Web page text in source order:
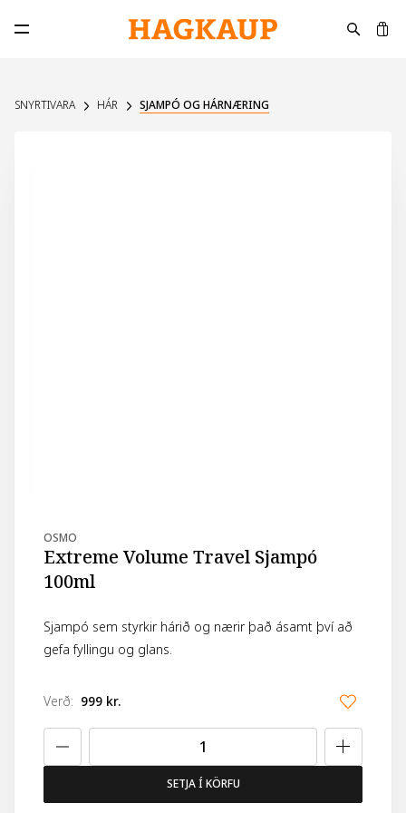
Opna aðalvalmynd
SNYRTIVARA HÁR SJAMPÓ OG HÁRNÆRING
OSMO
Extreme Volume Travel Sjampó
100ml
Sjampó sem styrkir hárið og nærir það ásamt því að
gefa fyllingu og glans.
Verð: 999 kr.
SETJA Í KÖRFU